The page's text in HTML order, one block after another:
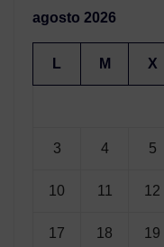
agosto 2026
L M X
3 4 5
10 11 12
17 18 19